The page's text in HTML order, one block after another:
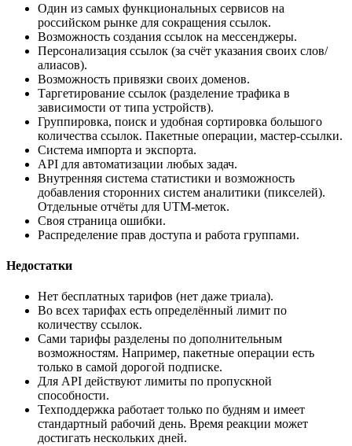
Один из самых функциональных сервисов на
российском рынке для сокращения ссылок.
Возможность создания ссылок на мессенджеры.
Персонализация ссылок (за счёт указания своих слов/
алиасов).
Возможность привязки своих доменов.
Таргетирование ссылок (разделение трафика в
зависимости от типа устройств).
Группировка, поиск и удобная сортировка большого
количества ссылок. Пакетные операции, мастер-ссылки.
Система импорта и экспорта.
API для автоматизации любых задач.
Внутренняя система статистики и возможность
добавления сторонних систем аналитики (пикселей).
Отдельные отчёты для UTM-меток.
Своя страница ошибки.
Распределение прав доступа и работа группами.
Недостатки
Нет бесплатных тарифов (нет даже триала).
Во всех тарифах есть определённый лимит по
количеству ссылок.
Сами тарифы разделены по дополнительным
возможностям. Например, пакетные операции есть
только в самой дорогой подписке.
Для API действуют лимиты по пропускной
способности.
Техподдержка работает только по будням и имеет
стандартный рабочий день. Время реакции может
достигать нескольких дней.